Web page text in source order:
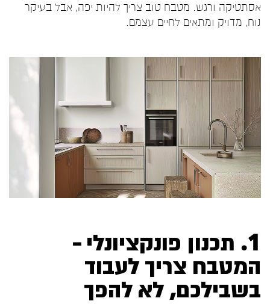
אסתטיקה ורגש. מטבח טוב צריך להיות יפה, אבל בעיקר
נוח, מדויק ומתאים לחיים עצמם.
1. תכנון פונקציונלי –
המטבח צריך לעבוד
בשבילכם, לא להפך